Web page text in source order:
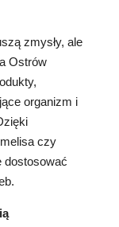
zmysły, ale
Ostrów
organizm i
czy
dostosować